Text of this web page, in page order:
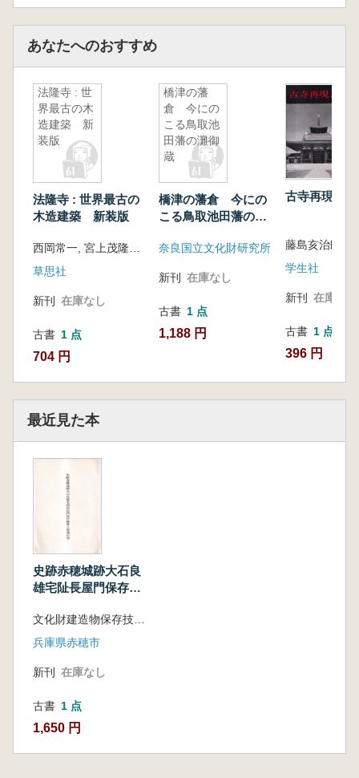
あなたへのおすすめ
法隆寺 : 世
界最古の木
造建築 新
装版
法隆寺 : 世界最古の
木造建築 新装版
草思社
新刊 在庫なし
古書 1 点
704 円
橋津の藩
倉 今にの
こる鳥取池
田藩の灘御
蔵
橋津の藩倉 今にの
こる鳥取池田藩の灘
奈良国立文化財研究所
新刊 在庫なし
古書 1 点
1,188 円
古寺再現
藤島亥治郎 著
学生社
新刊 在庫なし
古書 1 点
396 円
最近見た本
史跡赤穂城跡大石良
雄宅阯長屋門保存修
兵庫県赤穂市
新刊 在庫なし
古書 1 点
1,650 円